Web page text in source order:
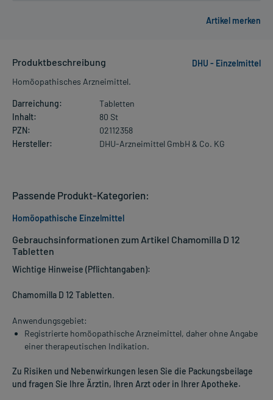
Produktbeschreibung
DHU - Einzelmittel
Homöopathisches Arzneimittel.
Darreichung:
Tabletten
Inhalt:
80 St
PZN:
02112358
Hersteller:
DHU-Arzneimittel GmbH & Co. KG
Gebrauchsinformationen zum Artikel Chamomilla D 12
Tabletten
Wichtige Hinweise (Pflichtangaben):
Chamomilla D 12 Tabletten.
Anwendungsgebiet:
Registrierte homöopathische Arzneimittel, daher ohne Angabe
einer therapeutischen Indikation.
Zu Risiken und Nebenwirkungen lesen Sie die Packungsbeilage
und fragen Sie Ihre Ärztin, Ihren Arzt oder in Ihrer Apotheke.
Passende Produkt-Kategorien:
Homöopathische Einzelmittel